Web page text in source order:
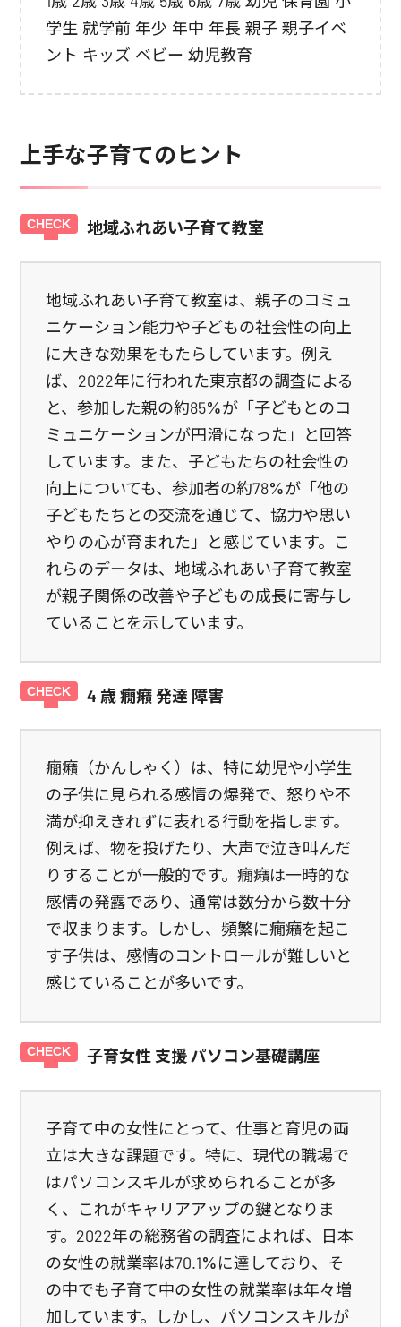
学生 就学前 年少 年中 年長 親子 親子イベ
ント キッズ ベビー 幼児教育
上手な子育てのヒント
地域ふれあい子育て教室
地域ふれあい子育て教室は、親子のコミュ
ニケーション能力や子どもの社会性の向上
に大きな効果をもたらしています。例え
ば、2022年に行われた東京都の調査による
と、参加した親の約85%が「子どもとのコ
ミュニケーションが円滑になった」と回答
しています。また、子どもたちの社会性の
向上についても、参加者の約78%が「他の
子どもたちとの交流を通じて、協力や思い
やりの心が育まれた」と感じています。こ
れらのデータは、地域ふれあい子育て教室
が親子関係の改善や子どもの成長に寄与し
ていることを示しています。
4 歳 癇癪 発達 障害
癇癪（かんしゃく）は、特に幼児や小学生
の子供に見られる感情の爆発で、怒りや不
満が抑えきれずに表れる行動を指します。
例えば、物を投げたり、大声で泣き叫んだ
りすることが一般的です。癇癪は一時的な
感情の発露であり、通常は数分から数十分
で収まります。しかし、頻繁に癇癪を起こ
す子供は、感情のコントロールが難しいと
感じていることが多いです。
子育女性 支援 パソコン基礎講座
子育て中の女性にとって、仕事と育児の両
立は大きな課題です。特に、現代の職場で
はパソコンスキルが求められることが多
く、これがキャリアアップの鍵となりま
す。2022年の総務省の調査によれば、日本
の女性の就業率は70.1%に達しており、そ
の中でも子育て中の女性の就業率は年々増
加しています。しかし、パソコンスキルが